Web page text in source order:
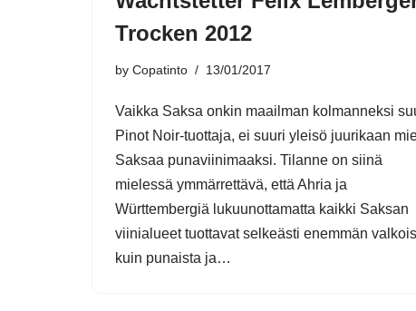
Trocken 2012
by Copatinto 13/01/2017
Vaikka Saksa onkin maailman kolmanneksi
Pinot Noir-tuottaja, ei suuri yleisö juurikaan
Saksaa punaviinimaaksi. Tilanne on siinä
mielessä ymmärrettävä, että Ahria ja
Württembergiä lukuunottamatta kaikki Saksan
viinialueet tuottavat selkeästi enemmän
kuin punaista ja…